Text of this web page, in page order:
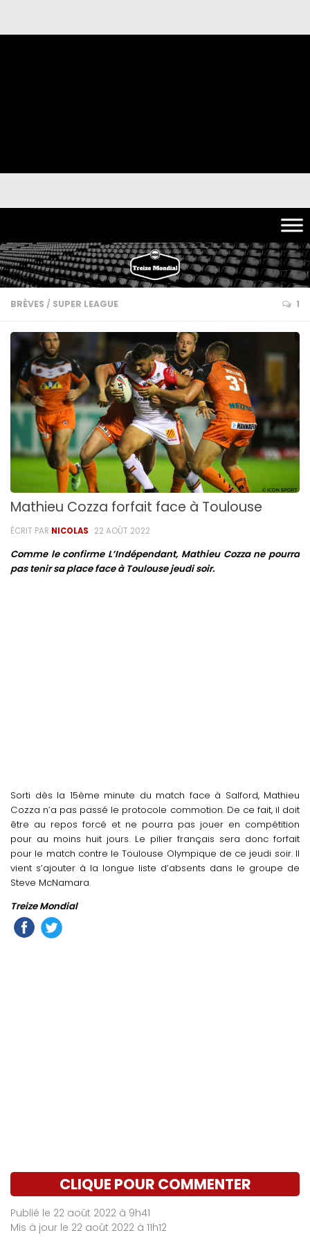
BRÈVES / SUPER LEAGUE 1
Mathieu Cozza forfait face à Toulouse
ÉCRIT PAR NICOLAS · 22 AOÛT 2022
Comme le confirme L’Indépendant, Mathieu Cozza ne pourra
pas tenir sa place face à Toulouse jeudi soir.
Sorti dès la 15ème minute du match face à Salford, Mathieu
Cozza n’a pas passé le protocole commotion. De ce fait, il doit
être au repos forcé et ne pourra pas jouer en compétition
pour au moins huit jours. Le pilier français sera donc forfait
pour le match contre le Toulouse Olympique de ce jeudi soir. Il
vient s’ajouter à la longue liste d’absents dans le groupe de
Steve McNamara.
Treize Mondial
CLIQUE POUR COMMENTER
Publié le 22 août 2022 à 9h41
Mis à jour le 22 août 2022 à 11h12